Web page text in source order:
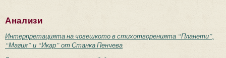
Анализи
Интерпретацията на човешкото в стихотворенията “Планети”,
“Магия” и “Икар” от Станка Пенчева